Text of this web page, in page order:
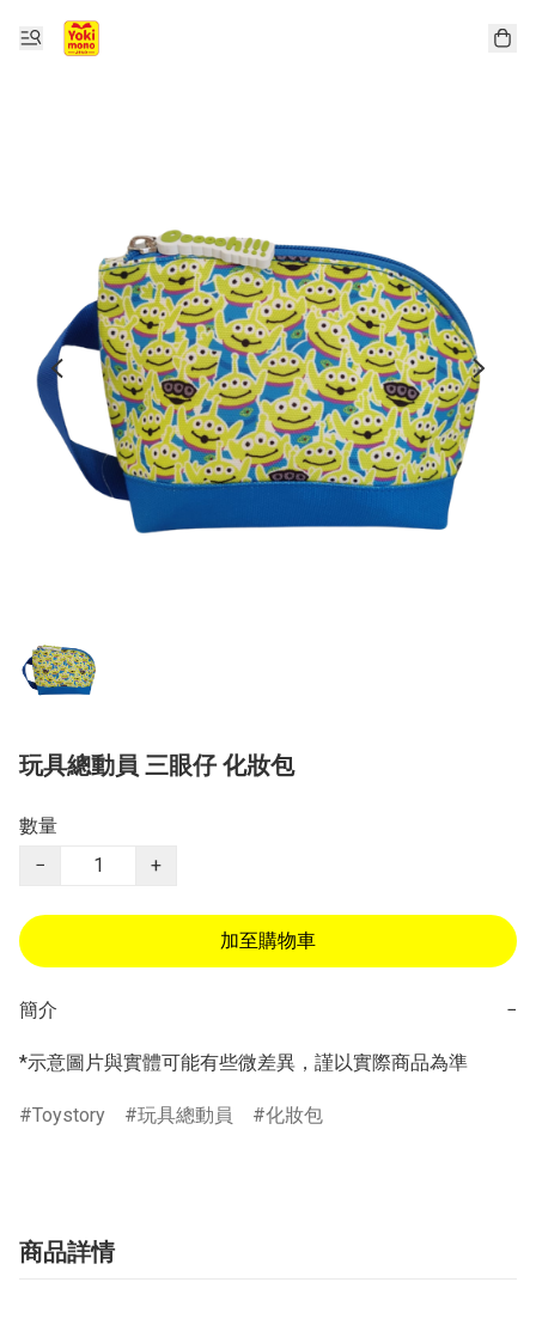
玩具總動員 三眼仔 化妝包
數量
−
+
加至購物車
簡介 −
*示意圖片與實體可能有些微差異，謹以實際商品為準
Toystory 玩具總動員 化妝包
商品詳情